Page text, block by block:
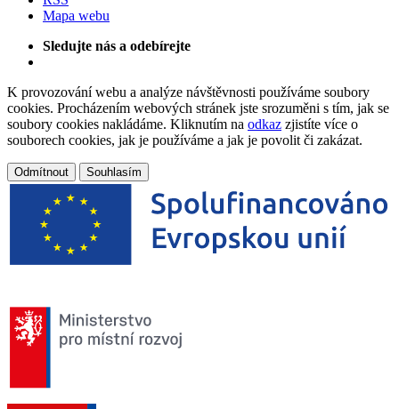
Mapa webu
Sledujte nás a odebírejte
K provozování webu a analýze návštěvnosti používáme soubory
cookies. Procházením webových stránek jste srozuměni s tím, jak se
soubory cookies nakládáme. Kliknutím na odkaz zjistíte více o
souborech cookies, jak je používáme a jak je povolit či zakázat.
Odmítnout Souhlasím